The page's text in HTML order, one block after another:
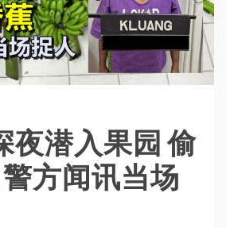
夜潜入果园 偷
方闻讯当场